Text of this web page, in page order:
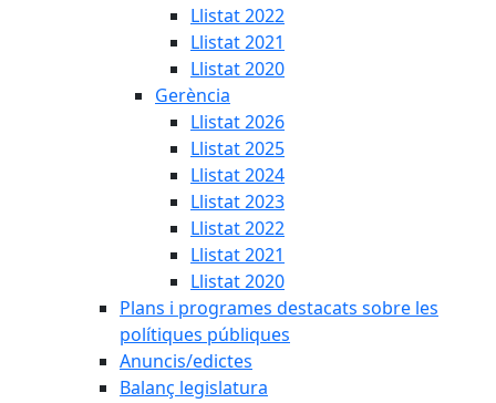
Llistat 2022
Llistat 2021
Llistat 2020
Gerència
Llistat 2026
Llistat 2025
Llistat 2024
Llistat 2023
Llistat 2022
Llistat 2021
Llistat 2020
Plans i programes destacats sobre les
polítiques públiques
Anuncis/edictes
Balanç legislatura